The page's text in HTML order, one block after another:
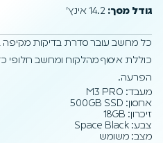
גודל מסך:
כל מחשב עובר סדרת בדיקות מקיפה
כוללת איסוף מהלקוח ומחשב חלופי
הפרעה.
מעבד: M3 PRO
אחסון: 500GB SSD
זיכרון: 18GB
צבע: Space Black
מצב: משומש